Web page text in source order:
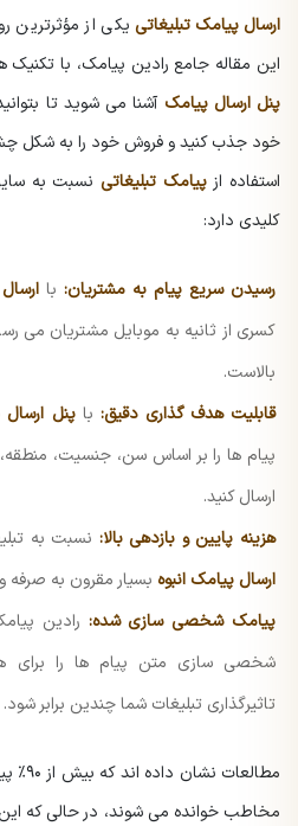
ارسال پیامک تبلیغاتی یکی از
این مقاله جامع رادین پیامک، با تکنیک
پنل ارسال پیامک آشنا می شوید تا
خود جذب کنید و فروش خود را به شکل
استفاده ازپیامک تبلیغاتینسبت به
کلیدی دارد:
رسیدن سریع پیام به مشتریان: با
کسری از ثانیه به موبایل مشتریان می
بالاست.
قابلیت هدف گذاری دقیق: باپنل
پیام ها را بر اساس سن، جنسیت،
ارسال کنید.
هزینه پایین و بازدهی بالا: نسبت به
ارسال پیامک انبوه بسیار مقرون به
پیامک شخصی سازی شده: رادین
شخصی سازی متن پیام ها را برای
تاثیرگذاری تبلیغات شما چندین برابر شود.
مخاطب خوانده می شوند، در حالی که